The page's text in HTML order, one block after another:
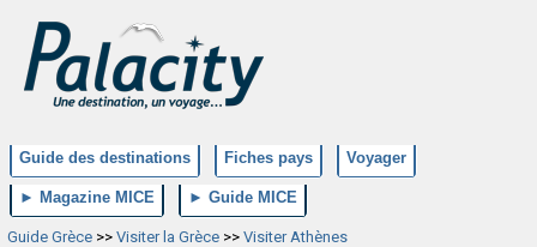
Guide des destinations Fiches pays Voyager
► Magazine MICE ► Guide MICE
Guide Grèce >> Visiter la Grèce >> Visiter Athènes